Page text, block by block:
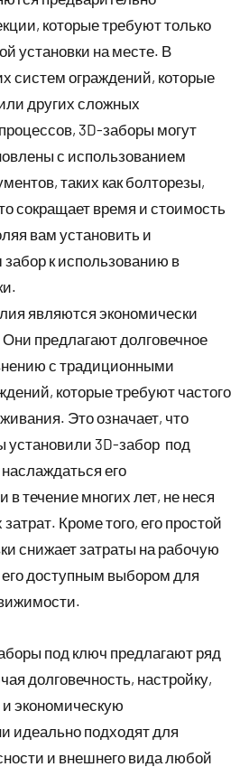
которые требуют только
установки на месте. В
систем ограждений, которые
других сложных
3D-заборы могут
с использованием
таких как болторезы,
сокращает время и стоимость
вам установить и
забор к использованию в
являются экономически
предлагают долговечное
с традиционными
которые требуют частого
Это означает, что
установили 3D-забор под
его
течение многих лет, не неся
Кроме того, его простой
снижает затраты на рабочую
его доступным выбором для
под ключ предлагают ряд
долговечность, настройку,
и экономическую
идеально подходят для
и внешнего вида любой